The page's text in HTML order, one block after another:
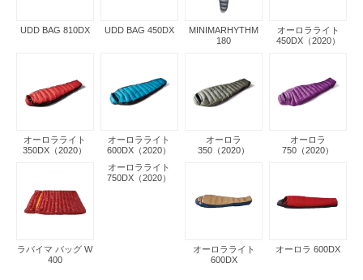
UDD BAG 810DX UDD BAG 450DX
MINIMARHYTHM
180
オーロラライト
450DX（2020）
オーロラライト
350DX（2020）
オーロラライト
600DX（2020）
オーロラ
350（2020）
オーロラ
750（2020）
ラバイマ バッグ W
400
オーロラライト
750DX（2020）
オーロラライト
600DX
オーロラ 600DX